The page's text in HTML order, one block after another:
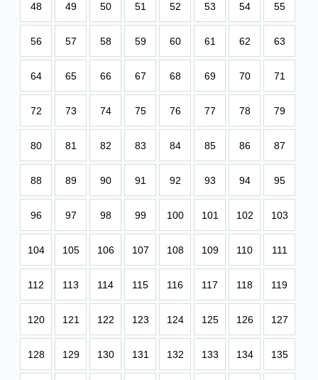
48 49 50 51 52 53 54 55
56 57 58 59 60 61 62 63
64 65 66 67 68 69 70 71
72 73 74 75 76 77 78 79
80 81 82 83 84 85 86 87
88 89 90 91 92 93 94 95
96 97 98 99 100 101 102 103
104 105 106 107 108 109 110 111
112 113 114 115 116 117 118 119
120 121 122 123 124 125 126 127
128 129 130 131 132 133 134 135